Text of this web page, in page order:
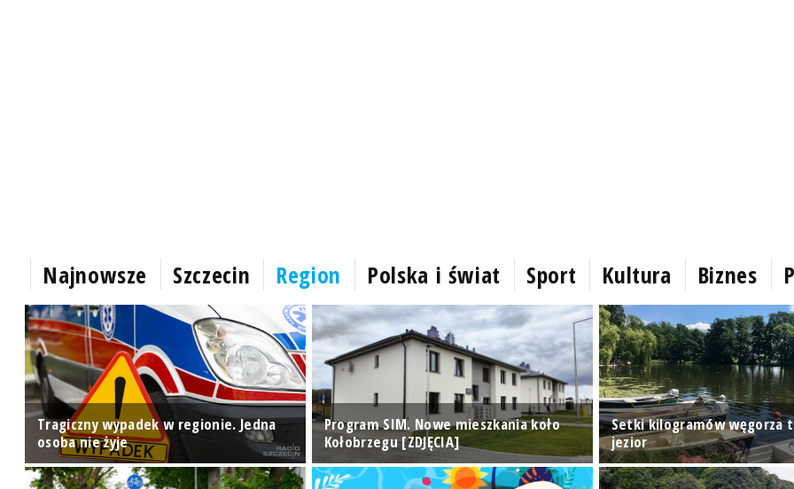
Najnowsze Szczecin Region Polska i świat Sport Kultura Biznes
Tragiczny wypadek w regionie. Jedna
osoba nie żyje
Program SIM. Nowe mieszkania koło
Kołobrzegu [ZDJĘCIA]
Setki kilogramów węgorza
jezior